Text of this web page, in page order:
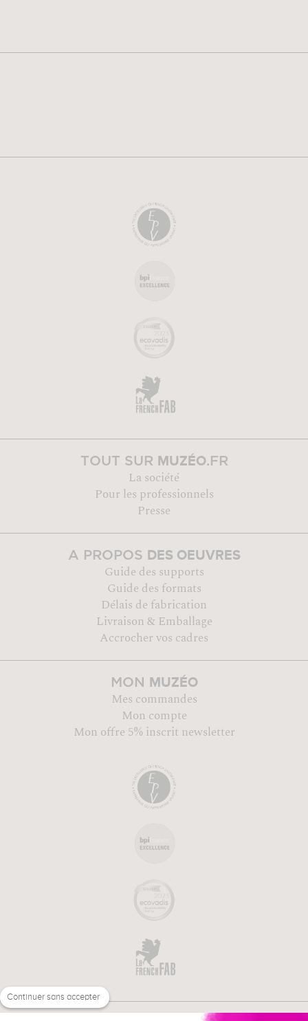
TOUT SUR MUZÉO.FR
La société
Pour les professionnels
Presse
A PROPOS DES OEUVRES
Guide des supports
Guide des formats
Délais de fabrication
Livraison & Emballage
Accrocher vos cadres
MON MUZÉO
Mes commandes
Mon compte
Mon offre 5% inscrit newsletter
Continuer sans accepter